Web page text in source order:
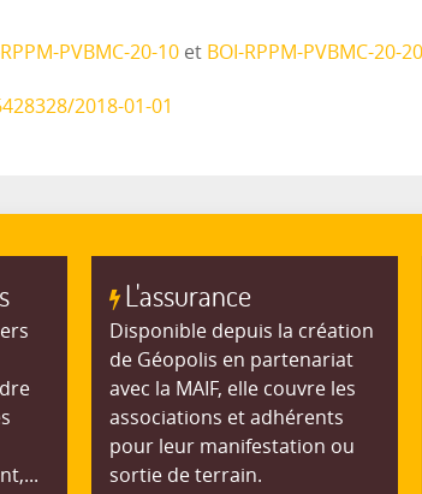
PVBMC-20-10 et BOI-RPPM-PVBMC-20-20
2018-01-01
L'assurance
Disponible depuis la création
de Géopolis en partenariat
avec la MAIF, elle couvre les
associations et adhérents
pour leur manifestation ou
sortie de terrain.